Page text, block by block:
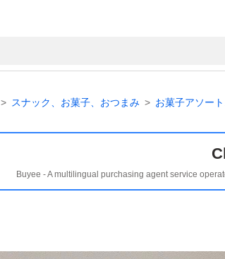
スナック、お菓子、おつまみ お菓子アソー
Buyee - A multilingual purchasing agent service